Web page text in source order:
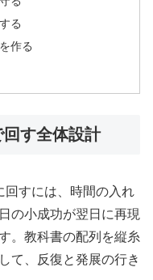
る
作る
す全体設計
回すには、時間の入れ
の小成功が翌日に再現
。教科書の配列を縦糸
て、反復と発展の行き